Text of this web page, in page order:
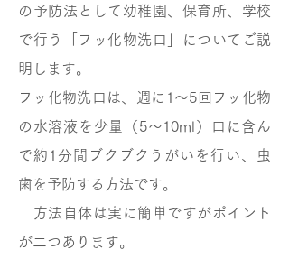
の予防法として幼稚園、保育所、学校
で行う「フッ化物洗口」についてご説
明します。
フッ化物洗口は、週に1～5回フッ化物
の水溶液を少量（5～10ml）口に含ん
で約1分間ブクブクうがいを行い、虫
歯を予防する方法です。
方法自体は実に簡単ですがポイント
が二つあります。